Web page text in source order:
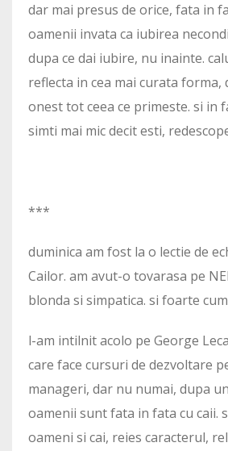
dar mai presus de orice, fata in
oamenii invata ca iubirea
dupa ce dai iubire, nu inainte.
reflecta in cea mai curata forma,
onest tot ceea ce primeste. si in
simti mai mic decit esti,
***
duminica am fost la o lectie de
Cailor. am avut-o tovarasa pe
blonda si simpatica. si foarte
l-am intilnit acolo pe George
care face cursuri de dezvoltare
manageri, dar nu numai, dupa
oamenii sunt fata in fata cu caii.
oameni si cai, reies caracterul,